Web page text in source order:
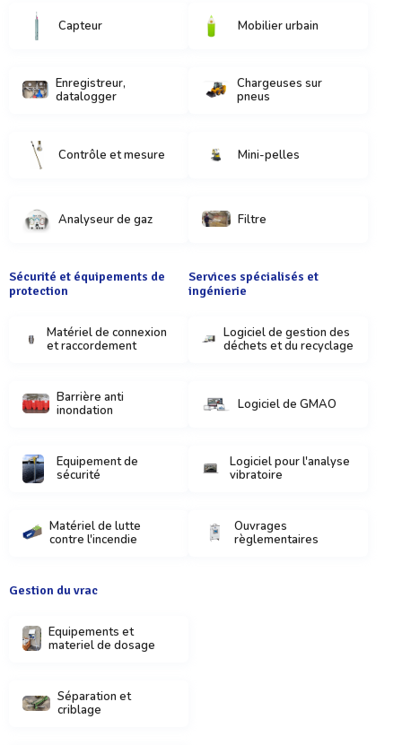
Capteur
Enregistreur,
datalogger
Contrôle et mesure
Analyseur de gaz
Mobilier urbain
Chargeuses sur
pneus
Mini-pelles
Filtre
Sécurité et équipements de
protection
Matériel de connexion
et raccordement
Barrière anti
inondation
Equipement de
sécurité
Matériel de lutte
contre l'incendie
Services spécialisés et
ingénierie
Logiciel de gestion des
déchets et du recyclage
Logiciel de GMAO
Logiciel pour l'analyse
vibratoire
Ouvrages
règlementaires
Gestion du vrac
Equipements et
materiel de dosage
Séparation et
criblage